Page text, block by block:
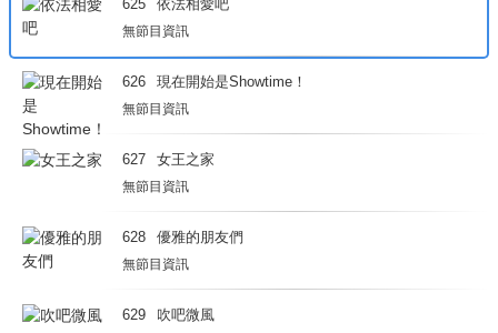
625 依法相愛吧
無節目資訊
626 現在開始是Showtime！
無節目資訊
627 女王之家
無節目資訊
628 優雅的朋友們
無節目資訊
629 吹吧微風